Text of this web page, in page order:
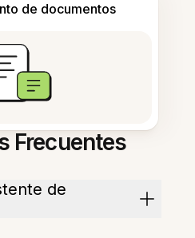
de documentos
Frecuentes
de